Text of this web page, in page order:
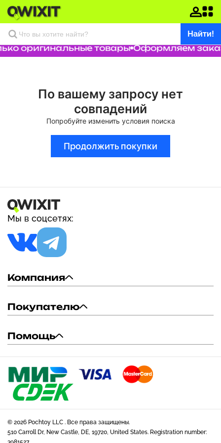
Найти!
оригинальные товары Оформляем
По вашему запросу нет
совпадений
Попробуйте изменить условия поиска
Продолжить покупки
Мы в соцсетях:
Компания
Покупателю
Помощь
© 2026 Pochtoy LLC . Все права защищены.
510 Carroll Dr, New Castle, DE, 19720, United States. Registration number: